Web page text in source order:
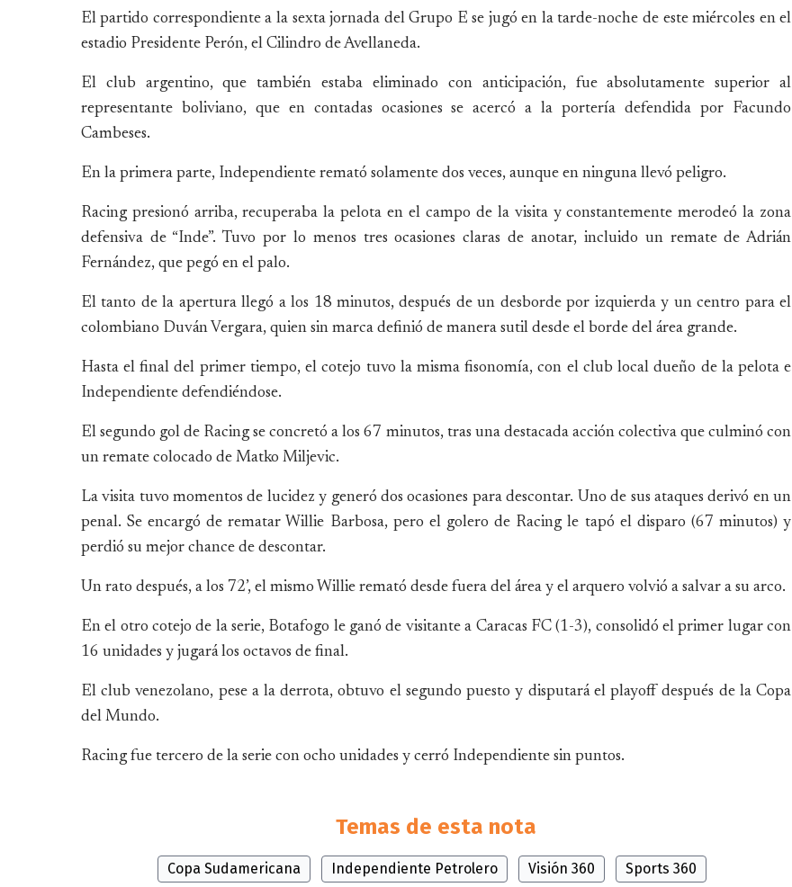
El partido correspondiente a la sexta jornada del Grupo E se jugó en la tarde-noche de este miércoles en el
estadio Presidente Perón, el Cilindro de Avellaneda.
El club argentino, que también estaba eliminado con anticipación, fue absolutamente superior al
representante boliviano, que en contadas ocasiones se acercó a la portería defendida por Facundo
Cambeses.
En la primera parte, Independiente remató solamente dos veces, aunque en ninguna llevó peligro.
Racing presionó arriba, recuperaba la pelota en el campo de la visita y constantemente merodeó la zona
defensiva de “Inde”. Tuvo por lo menos tres ocasiones claras de anotar, incluido un remate de Adrián
Fernández, que pegó en el palo.
El tanto de la apertura llegó a los 18 minutos, después de un desborde por izquierda y un centro para el
colombiano Duván Vergara, quien sin marca definió de manera sutil desde el borde del área grande.
Hasta el final del primer tiempo, el cotejo tuvo la misma fisonomía, con el club local dueño de la pelota e
Independiente defendiéndose.
El segundo gol de Racing se concretó a los 67 minutos, tras una destacada acción colectiva que culminó con
un remate colocado de Matko Miljevic.
La visita tuvo momentos de lucidez y generó dos ocasiones para descontar. Uno de sus ataques derivó en un
penal. Se encargó de rematar Willie Barbosa, pero el golero de Racing le tapó el disparo (67 minutos) y
perdió su mejor chance de descontar.
Un rato después, a los 72’, el mismo Willie remató desde fuera del área y el arquero volvió a salvar a su arco.
En el otro cotejo de la serie, Botafogo le ganó de visitante a Caracas FC (1-3), consolidó el primer lugar con
16 unidades y jugará los octavos de final.
El club venezolano, pese a la derrota, obtuvo el segundo puesto y disputará el playoff después de la Copa
del Mundo.
Racing fue tercero de la serie con ocho unidades y cerró Independiente sin puntos.
Temas de esta nota
Copa Sudamericana Independiente Petrolero Visión 360 Sports 360